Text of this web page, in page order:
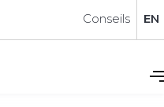
Conseils EN